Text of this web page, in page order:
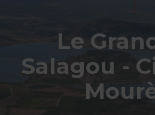
Le
Salagou -